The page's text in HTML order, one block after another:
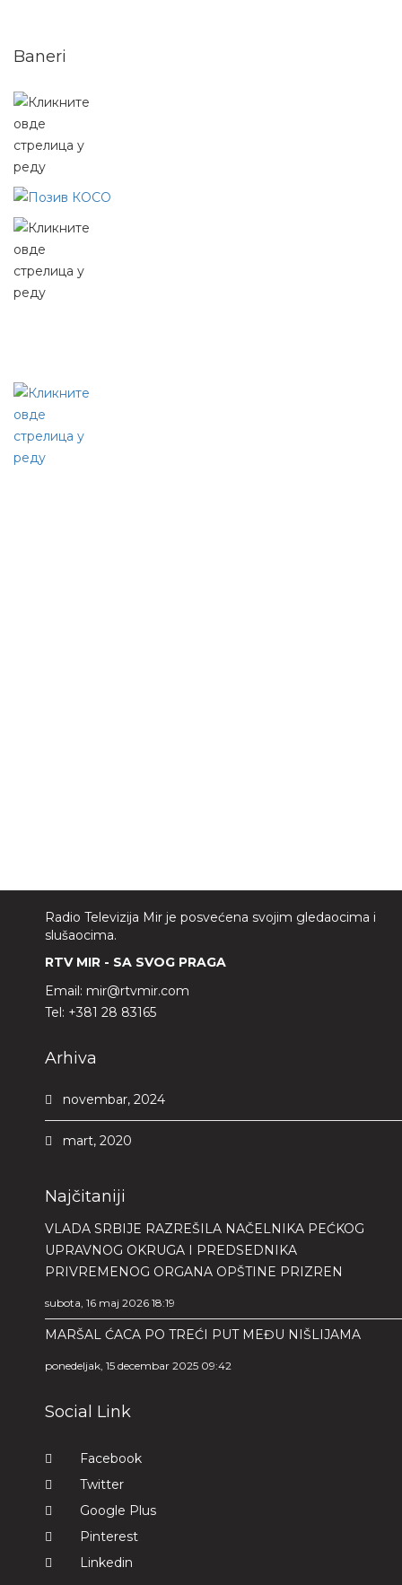
Baneri
Radio Televizija Mir je posvećena svojim gledaocima i
slušaocima.
RTV MIR - SA SVOG PRAGA
Email: mir@rtvmir.com
Tel: +381 28 83165
Arhiva
novembar, 2024
mart, 2020
Najčitaniji
VLADA SRBIJE RAZREŠILA NAČELNIKA PEĆKOG
UPRAVNOG OKRUGA I PREDSEDNIKA
PRIVREMENOG ORGANA OPŠTINE PRIZREN
subota, 16 maj 2026 18:19
MARŠAL ĆACA PO TREĆI PUT MEĐU NIŠLIJAMA
ponedeljak, 15 decembar 2025 09:42
Social Link
Facebook
Twitter
Google Plus
Pinterest
Linkedin